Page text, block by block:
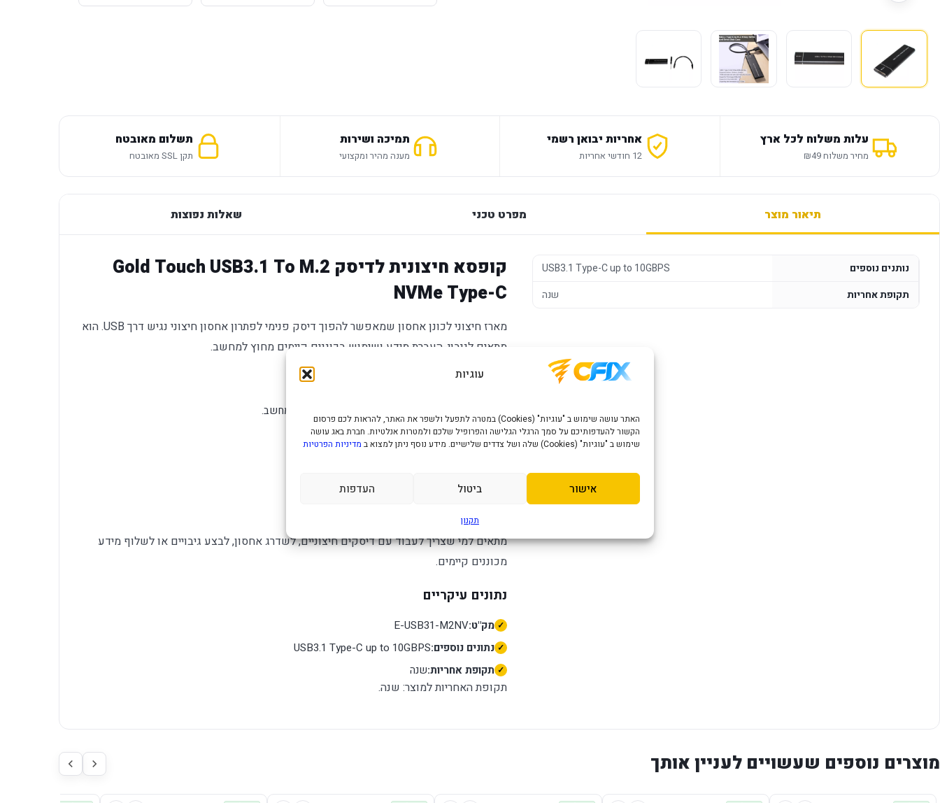
עוגיות
האתר עושה שימוש ב "עוגיות" (Cookies) במטרה לתפעל ולשפר את האתר, להראות לכם פרסום
הקשור להעדפותיכם על סמך הרגלי הגלישה והפרופיל שלכם ולמטרות אנלטיות. חברת באג עושה
שימוש ב "עוגיות" (Cookies) שלה ושל צדדים שלישיים. מידע נוסף ניתן למצוא ב
מדיניות הפרטיות
אישור ביטול העדפות
תקנון
עלות משלוח לכל ארץ
מחיר משלוח ₪49
אחריות יבואן רשמי
12 חודשי אחריות
תמיכה ושירות
מענה מהיר ומקצועי
תשלום מאובטח
תקן SSL מאובטח
תיאור מוצר מפרט טכני שאלות נפוצות
נותנים נוספים
USB3.1 Type-C up to 10GBPS
תקופת אחריות
שנה
קופסא חיצונית לדיסק Gold Touch USB3.1 To M.2
NVMe Type-C
מארז חיצוני לכונן אחסון שמאפשר להפוך דיסק פנימי לפתרון אחסון חיצוני נגיש דרך USB. הוא
מתאים לגיבוי, העברת מידע ושימוש בכוננים קיימים מחוץ למחשב.
יתרונות מרכזיים
מאפשר שימוש בכונן חיצוני ללא התקנה פנימית במחשב.
מתאים לגיבוי והעברת מידע בין מחשבים.
מתאים למי שצריך לעבוד עם דיסקים חיצוניים, לשדרג אחסון, לבצע גיבויים או לשלוף מידע
מכוננים קיימים.
נתונים עיקריים
מק"ט:E-USB31-M2NV
נתונים נוספים:USB3.1 Type-C up to 10GBPS
תקופת אחריות:שנה
תקופת האחריות למוצר: שנה.
מוצרים נוספים שעשויים לעניין אותך